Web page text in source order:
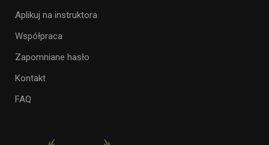
Aplikuj na instruktora
Współpraca
Zapomniane hasło
Kontakt
FAQ